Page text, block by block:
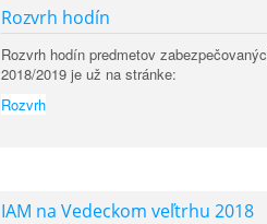
Rozvrh hodín
Rozvrh hodín predmetov
2018/2019 je už na stránke:
Rozvrh
IAM na Vedeckom veľtrhu 2018